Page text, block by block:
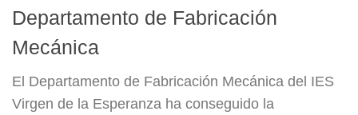
Departamento de Fabricación
Mecánica
El Departamento de Fabricación Mecánica del IES
Virgen de la Esperanza ha conseguido la